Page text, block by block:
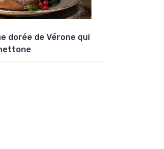
dorée de Vérone qui